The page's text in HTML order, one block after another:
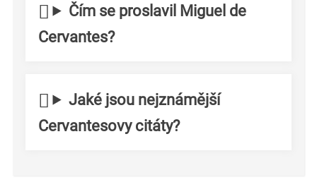
Čím se proslavil Miguel de
Cervantes?
Jaké jsou nejznámější
Cervantesovy citáty?